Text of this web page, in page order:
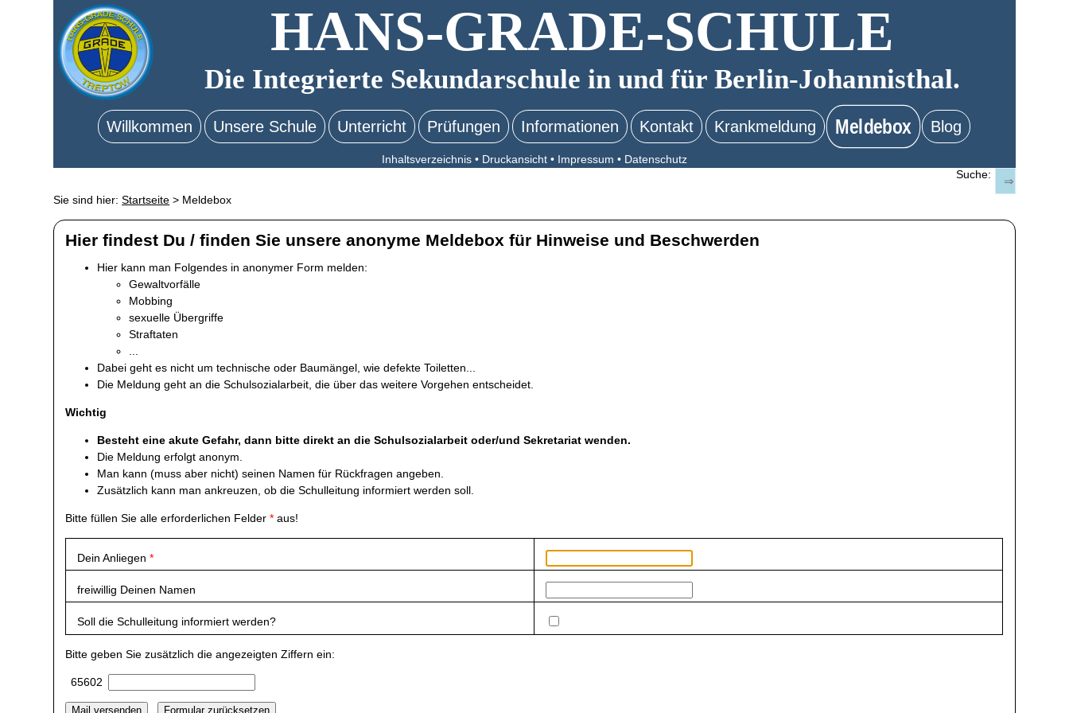
HANS-GRADE-SCHULE
Die Integrierte Sekundarschule in und für Berlin-Johannisthal.
Willkommen Unsere Schule Unterricht Prüfungen Informationen Kontakt Krankmeldung Meldebox Blog
Inhaltsverzeichnis• Druckansicht• Impressum • Datenschutz
Suche:
Sie sind hier:Startseite > Meldebox
Hier findest Du / finden Sie unsere anonyme Meldebox für Hinweise und Beschwerden
Hier kann man Folgendes in anonymer Form melden:
Gewaltvorfälle
Mobbing
sexuelle Übergriffe
Straftaten
Dabei geht es nicht um technische oder Baumängel, wie defekte Toiletten...
Die Meldung geht an die Schulsozialarbeit, die über das weitere Vorgehen entscheidet.
Wichtig
Besteht eine akute Gefahr, dann bitte direkt an die Schulsozialarbeit oder/und Sekretariat wenden.
Die Meldung erfolgt anonym.
Man kann (muss aber nicht) seinen Namen für Rückfragen angeben.
Zusätzlich kann man ankreuzen, ob die Schulleitung informiert werden soll.
Bitte füllen Sie alle erforderlichen Felder* aus!
Dein Anliegen*
freiwillig Deinen Namen
Soll die Schulleitung informiert werden?
Bitte geben Sie zusätzlich die angezeigten Ziffern ein:
65602